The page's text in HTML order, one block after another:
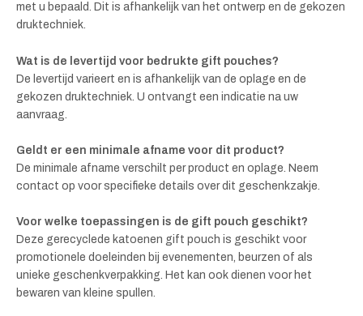
met u bepaald. Dit is afhankelijk van het ontwerp en de gekozen
druktechniek.
Wat is de levertijd voor bedrukte gift pouches?
De levertijd varieert en is afhankelijk van de oplage en de
gekozen druktechniek. U ontvangt een indicatie na uw
aanvraag.
Geldt er een minimale afname voor dit product?
De minimale afname verschilt per product en oplage. Neem
contact op voor specifieke details over dit geschenkzakje.
Voor welke toepassingen is de gift pouch geschikt?
Deze gerecyclede katoenen gift pouch is geschikt voor
promotionele doeleinden bij evenementen, beurzen of als
unieke geschenkverpakking. Het kan ook dienen voor het
bewaren van kleine spullen.